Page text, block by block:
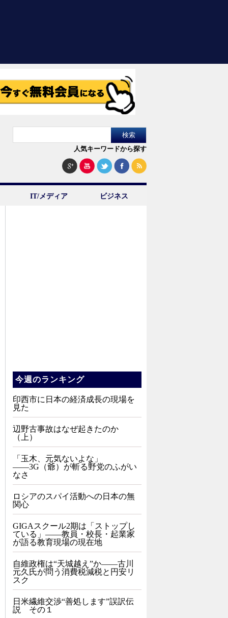
人気キーワードから探す
IT/メディア ビジネス
今週のランキング
印西市に日本の経済成長の現場を
見た
辺野古事故はなぜ起きたのか
（上）
「玉木、元気ないよな」
――3G（爺）が斬る野党のふがい
なさ
ロシアのスパイ活動への日本の無
関心
GIGAスクール2期は「ストップし
ている」——教員・校長・起業家
が語る教育現場の現在地
自維政権は“天城越え”か――古川
元久氏が問う消費税減税と円安リ
スク
日米繊維交渉“善処します”誤訳伝
説 その１